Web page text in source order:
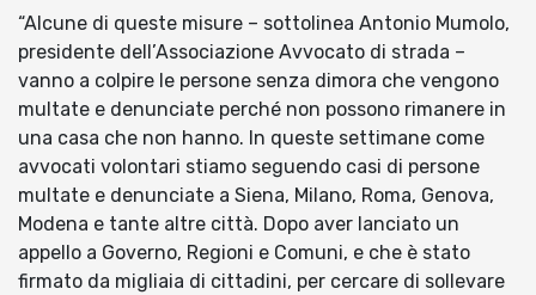
“Alcune di queste misure – sottolinea Antonio Mumolo,
presidente dell’Associazione Avvocato di strada –
vanno a colpire le persone senza dimora che vengono
multate e denunciate perché non possono rimanere in
una casa che non hanno. In queste settimane come
avvocati volontari stiamo seguendo casi di persone
multate e denunciate a Siena, Milano, Roma, Genova,
Modena e tante altre città. Dopo aver lanciato un
appello a Governo, Regioni e Comuni, e che è stato
firmato da migliaia di cittadini, per cercare di sollevare